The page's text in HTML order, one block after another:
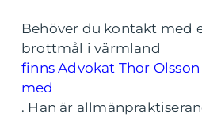
Behöver du kontakt med
brottmål i värmland
finns Advokat Thor
med
. Han är